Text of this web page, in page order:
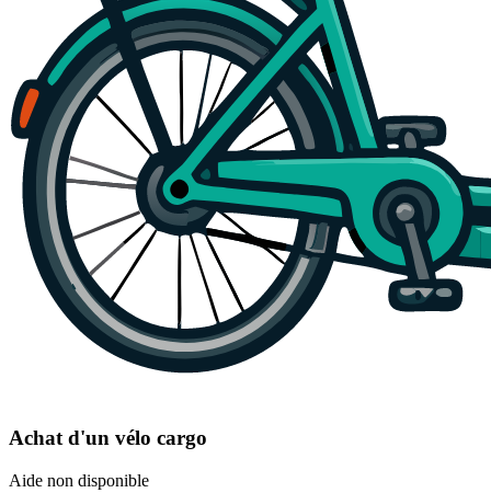
Achat d'un vélo cargo
Aide non disponible